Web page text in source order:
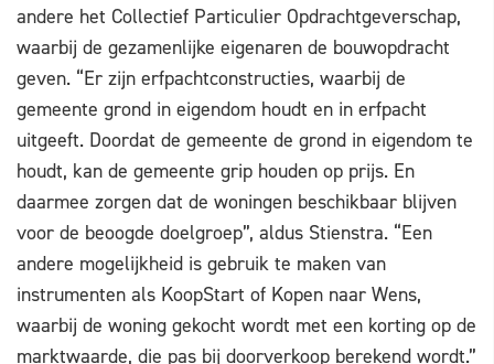
andere het Collectief Particulier Opdrachtgeverschap,
waarbij de gezamenlijke eigenaren de bouwopdracht
geven. “Er zijn erfpachtconstructies, waarbij de
gemeente grond in eigendom houdt en in erfpacht
uitgeeft. Doordat de gemeente de grond in eigendom te
houdt, kan de gemeente grip houden op prijs. En
daarmee zorgen dat de woningen beschikbaar blijven
voor de beoogde doelgroep”, aldus Stienstra. “Een
andere mogelijkheid is gebruik te maken van
instrumenten als KoopStart of Kopen naar Wens,
waarbij de woning gekocht wordt met een korting op de
marktwaarde, die pas bij doorverkoop berekend wordt.”